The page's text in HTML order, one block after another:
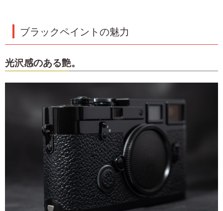
ブラックペイントの魅力
光沢感のある艶。